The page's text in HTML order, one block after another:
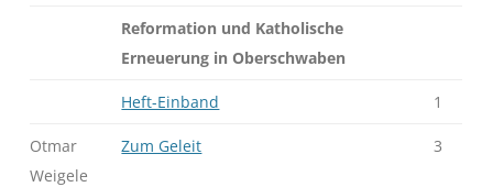
Reformation und Katholische
Erneuerung in Oberschwaben
Heft-Einband 1
Otmar
Weigele
Zum Geleit 3